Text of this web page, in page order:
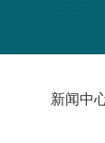
新闻中